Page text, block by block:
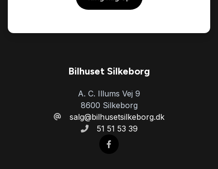
sædevarmeBilhuset Silkeborg
A. C. Illums Vej 9
8600 Silkeborg
salg@bilhusetsilkeborg.dk
51 51 53 39